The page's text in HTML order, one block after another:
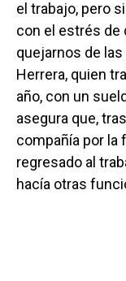
el trabajo, pero
con el estrés de
quejarnos de
Herrera, quien
año, con un
asegura que,
compañía por la
regresado al
hacía otras